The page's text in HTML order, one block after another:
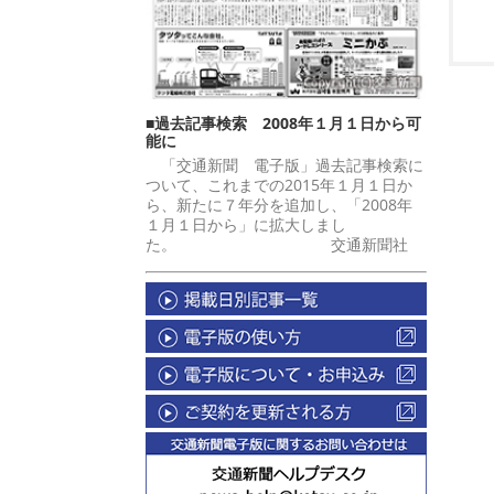
■過去記事検索 2008年１月１日から可
能に
「交通新聞 電子版」過去記事検索に
ついて、これまでの2015年１月１日か
ら、新たに７年分を追加し、「2008年
１月１日から」に拡大しまし
た。 交通新聞社